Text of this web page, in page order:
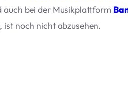
auch bei der Musik­platt­form
ist noch nicht abzusehen.